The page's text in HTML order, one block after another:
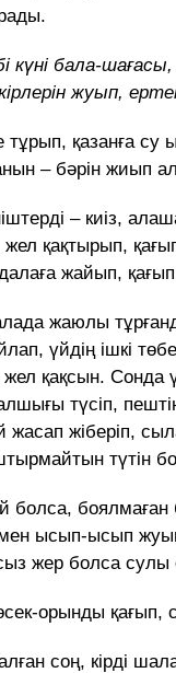
күні бала-
жуып,
қазанға су
– бəрін жиып
– киіз,
қақтырып, қағып,
жайып,
жаюлы
үйдің ішкі
жел қақсын.
түсіп,
жіберіп,
түтін
болса,
ысып-ысып
жер болса
орынды қағып,
соң, кірді